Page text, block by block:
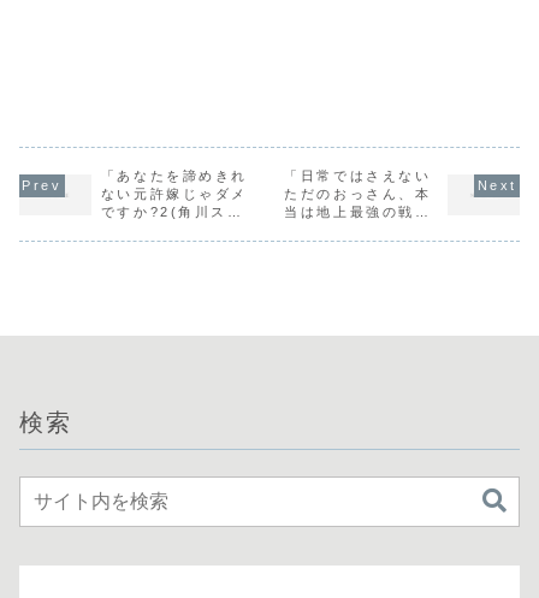
「あなたを諦めきれ
ない元許嫁じゃダメ
ですか?2(角川スニ
「日常ではさえない
ただのおっさん、本
当は地上最強の戦神
検索